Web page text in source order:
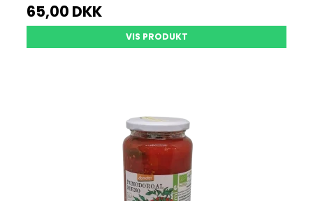
65,00 DKK
VIS PRODUKT